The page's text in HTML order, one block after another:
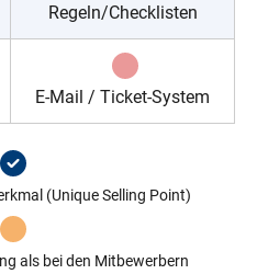
Regeln/Checklisten
E-Mail / Ticket-System
(Unique Selling Point)
als bei den Mitbewerbern